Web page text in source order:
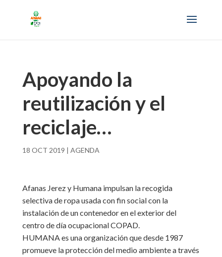
Apoyando la
reutilización y el
reciclaje…
18 OCT 2019 | AGENDA
Afanas Jerez y Humana impulsan la recogida
selectiva de ropa usada con fin social con la
instalación de un contenedor en el exterior del
centro de día ocupacional COPAD.
HUMANA es una organización que desde 1987
promueve la protección del medio ambiente a través